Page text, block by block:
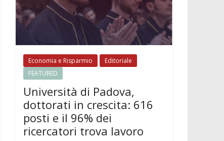
Economia e Risparmio
Editoriale
FEATURED
Università di Padova,
dottorati in crescita: 616
posti e il 96% dei
ricercatori trova lavoro